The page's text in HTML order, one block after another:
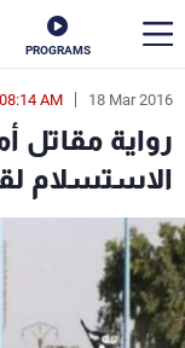
PROGRAMS
18 Mar 2016
08:14 AM
رواية مقاتل
الاستسلام
en
الأخبار
سياسة
إقتصاد
منوعات